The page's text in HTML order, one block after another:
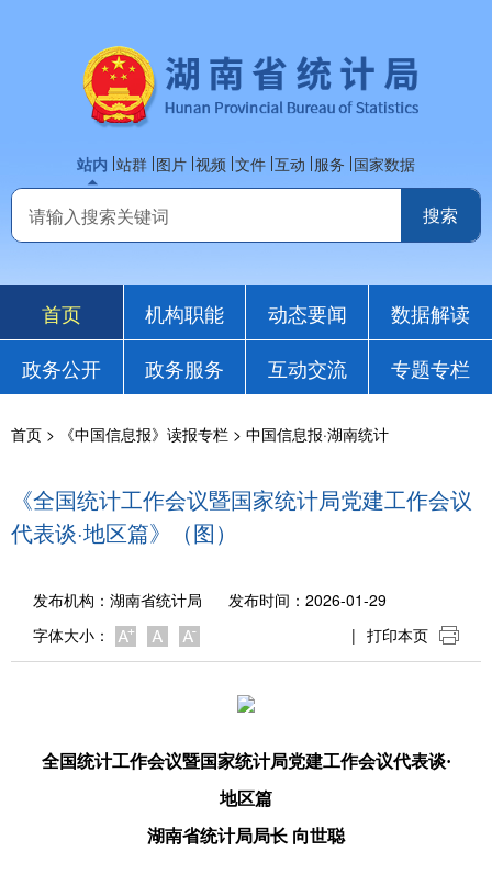
站内 站群 图片 视频 文件 互动 服务 国家数据
首页 机构职能 动态要闻
数据解读
政务公开
政务服务 互动交流 专题专栏
首页 > 《中国信息报》读报专栏 > 中国信息报·湖南统计
《全国统计工作会议暨国家统计局党建工作会议
代表谈·地区篇》（图）
发布机构： 湖南省统计局
发布时间：2026-01-29
打印本页
|
字体大小：
全国统计工作会议暨国家统计局党建工作会议代表谈·
地区篇
湖南省统计局局长 向世聪